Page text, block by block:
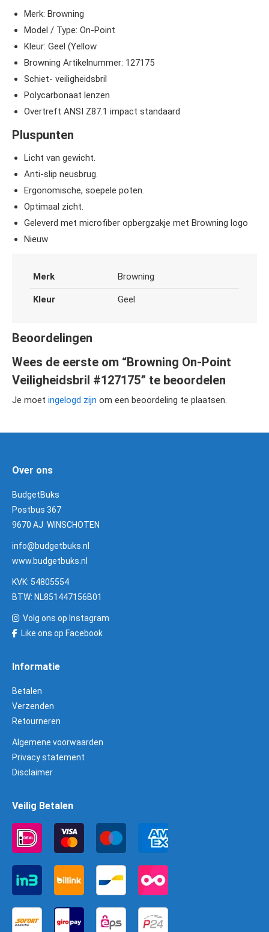
Merk: Browning
Model / Type: On-Point
Kleur: Geel (Yellow
Browning Artikelnummer: 127175
Schiet- veiligheidsbril
Polycarbonaat lenzen
Overtreft ANSI Z87.1 impact standaard
Pluspunten
Licht van gewicht.
Anti-slip neusbrug.
Ergonomische, soepele poten.
Optimaal zicht.
Geleverd met microfiber opbergzakje met Browning logo
Nieuw
Merk Browning
Kleur Geel
Beoordelingen
Wees de eerste om “Browning On-Point
Veiligheidsbril #127175” te beoordelen
Je moet ingelogd zijn om een beoordeling te plaatsen.
Over ons
BudgetBuks
Postbus 367
9670 AJ WINSCHOTEN
info@budgetbuks.nl
www.budgetbuks.nl
KVK: 54805554
BTW: NL851447156B01
Volg ons op Instagram
Like ons op Facebook
Informatie
Betalen
Verzenden
Retourneren
Algemene voorwaarden
Privacy statement
Disclaimer
Veilig Betalen